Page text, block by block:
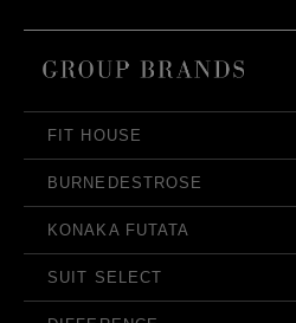
FIT HOUSE
BURNEDESTROSE
KONAKA FUTATA
SUIT SELECT